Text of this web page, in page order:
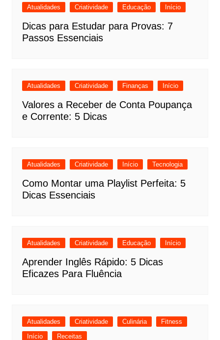
Atualidades Criatividade Educação Início
Dicas para Estudar para Provas: 7
Passos Essenciais
Atualidades Criatividade Finanças Início
Valores a Receber de Conta Poupança
e Corrente: 5 Dicas
Atualidades Criatividade Início Tecnologia
Como Montar uma Playlist Perfeita: 5
Dicas Essenciais
Atualidades Criatividade Educação Início
Aprender Inglês Rápido: 5 Dicas
Eficazes Para Fluência
Atualidades Criatividade Culinária
Fitness
Início
Receitas